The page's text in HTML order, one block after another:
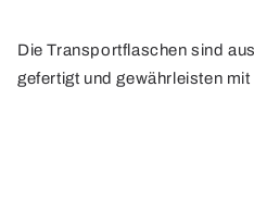
Die Transportflaschen sind
gefertigt und gewährleisten
Gefahrgutverpackung für die